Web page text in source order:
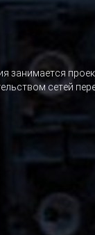
занимается
сетей